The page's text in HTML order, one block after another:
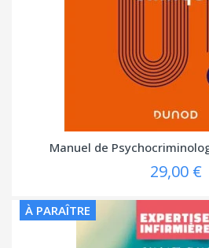
Manuel de
29,00 €
À PARAÎTRE